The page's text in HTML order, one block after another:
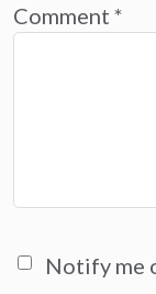
Comment *
Notify me